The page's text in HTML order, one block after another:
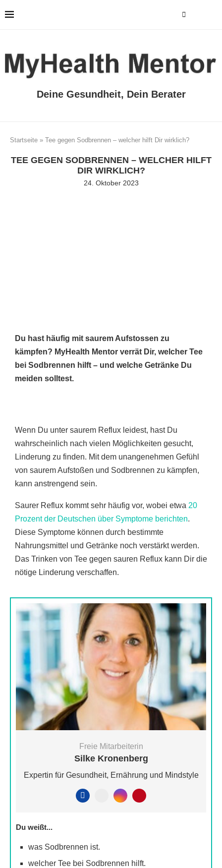
Deine Gesundheit, Dein Berater
Startseite » Tee gegen Sodbrennen – welcher hilft Dir wirklich?
TEE GEGEN SODBRENNEN – WELCHER HILFT
DIR WIRKLICH?
24. Oktober 2023
Du hast häufig mit saurem Aufstossen zu
kämpfen? MyHealth Mentor verrät Dir, welcher Tee
bei Sodbrennen hilft – und welche Getränke Du
meiden solltest.
Wenn Du unter saurem Reflux leidest, hast Du
wahrscheinlich nach vielen Möglichkeiten gesucht,
Linderung zu finden. Mit dem unangenehmen Gefühl
von saurem Aufstoßen und Sodbrennen zu kämpfen,
kann anstrengend sein.
Saurer Reflux kommt sehr häufig vor, wobei etwa 20
Prozent der Deutschen über Symptome berichten.
Diese Symptome können durch bestimmte
Nahrungsmittel und Getränke noch verstärkt werden.
Das Trinken von Tee gegen sauren Reflux kann Dir die
nötige Linderung verschaffen.
Freie Mitarbeiterin
Silke Kronenberg
Expertin für Gesundheit, Ernährung und Mindstyle
Du weißt...
was Sodbrennen ist.
welcher Tee bei Sodbrennen hilft.